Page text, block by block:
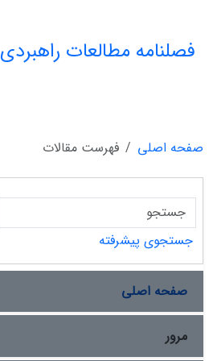
فصلنامه مطالعات راهبردی
صفحه اصلی
فهرست مقالات
جستجوی پیشرفته
صفحه اصلی
مرور